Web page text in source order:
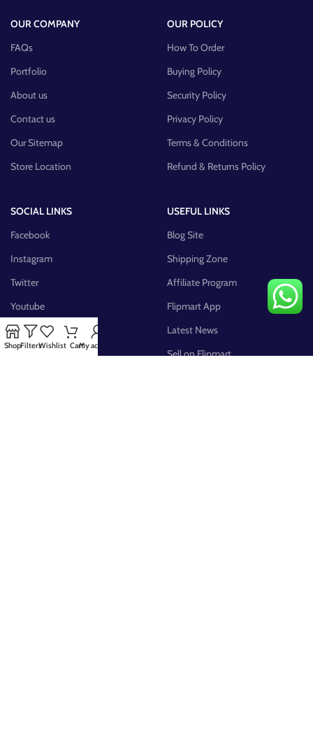
OUR COMPANY
FAQs
Portfolio
About us
Contact us
Our Sitemap
Store Location
OUR POLICY
How To Order
Buying Policy
Security Policy
Privacy Policy
Terms & Conditions
Refund & Returns Policy
SOCIAL LINKS
Facebook
Instagram
Twitter
Youtube
Pinterest
FB Group
USEFUL LINKS
Blog Site
Shipping Zone
Affiliate Program
Flipmart App
Latest News
Sell on Flipmart
ShopFiltersWishlist CartMy account